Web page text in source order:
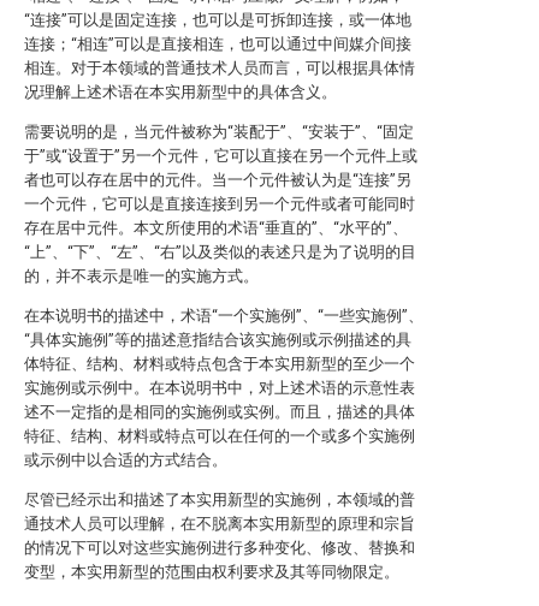
“连接”可以是固定连接，也可以是可拆卸连接，或一体地
连接；“相连”可以是直接相连，也可以通过中间媒介间接
相连。对于本领域的普通技术人员而言，可以根据具体情
况理解上述术语在本实用新型中的具体含义。
需要说明的是，当元件被称为“装配于”、“安装于”、“固定
于”或“设置于”另一个元件，它可以直接在另一个元件上或
者也可以存在居中的元件。当一个元件被认为是“连接”另
一个元件，它可以是直接连接到另一个元件或者可能同时
存在居中元件。本文所使用的术语“垂直的”、“水平的”、
“上”、“下”、“左”、“右”以及类似的表述只是为了说明的目
的，并不表示是唯一的实施方式。
在本说明书的描述中，术语“一个实施例”、“一些实施例”、
“具体实施例”等的描述意指结合该实施例或示例描述的具
体特征、结构、材料或特点包含于本实用新型的至少一个
实施例或示例中。在本说明书中，对上述术语的示意性表
述不一定指的是相同的实施例或实例。而且，描述的具体
特征、结构、材料或特点可以在任何的一个或多个实施例
或示例中以合适的方式结合。
尽管已经示出和描述了本实用新型的实施例，本领域的普
通技术人员可以理解，在不脱离本实用新型的原理和宗旨
的情况下可以对这些实施例进行多种变化、修改、替换和
变型，本实用新型的范围由权利要求及其等同物限定。